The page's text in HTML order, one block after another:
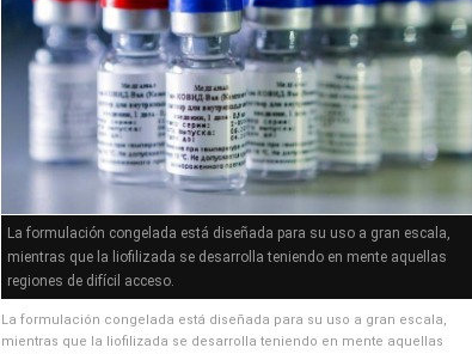
La formulación congelada está diseñada para su uso a gran escala,
mientras que la liofilizada se desarrolla teniendo en mente aquellas
regiones de difícil acceso.
La formulación congelada está diseñada para su uso a gran escala,
mientras que la liofilizada se desarrolla teniendo en mente aquellas